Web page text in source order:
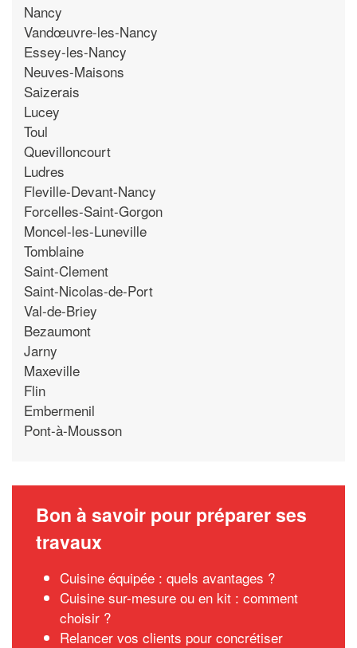
Nancy
Vandœuvre-les-Nancy
Essey-les-Nancy
Neuves-Maisons
Saizerais
Lucey
Toul
Quevilloncourt
Ludres
Fleville-Devant-Nancy
Forcelles-Saint-Gorgon
Moncel-les-Luneville
Tomblaine
Saint-Clement
Saint-Nicolas-de-Port
Val-de-Briey
Bezaumont
Jarny
Maxeville
Flin
Embermenil
Pont-à-Mousson
Bon à savoir pour préparer ses
travaux
Cuisine équipée : quels avantages ?
Cuisine sur-mesure ou en kit : comment
choisir ?
Relancer vos clients pour concrétiser